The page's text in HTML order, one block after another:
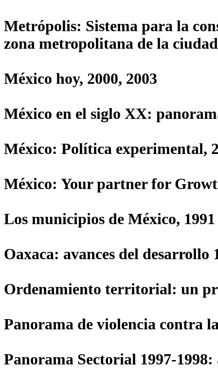
Metrópolis: Sistema para la
zona metropolitana de la
México hoy, 2000, 2003
México en el siglo XX:
México: Política experimental,
México: Your partner for
Los municipios de México, 1991
Oaxaca: avances del desarrollo
Ordenamiento territorial: un
Panorama de violencia contra
Panorama Sectorial 1997-